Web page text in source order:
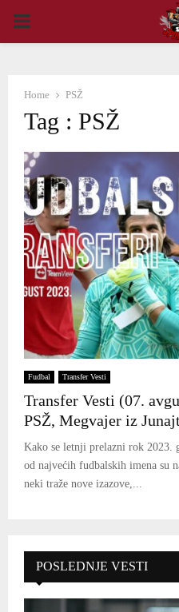
PRIMARY
Home PSŽ
Tag : PSŽ
Fudbal Transfer Vesti
Transfer Vesti (07.
PSŽ, Megvajer iz
Kako se letnji prelazni rok 2023.
od najvećih fudbalskih imena su
neki traže nove izazove,...
POSLEDNJE VESTI